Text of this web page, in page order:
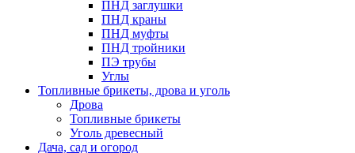
ПНД заглушки
ПНД краны
ПНД муфты
ПНД тройники
ПЭ трубы
Углы
Топливные брикеты, дрова и уголь
Дрова
Топливные брикеты
Уголь древесный
Дача, сад и огород